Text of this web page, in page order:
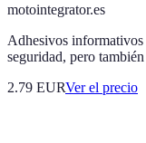
motointegrator.es
Adhesivos informativos
seguridad, pero
2.79 EURVer el precio